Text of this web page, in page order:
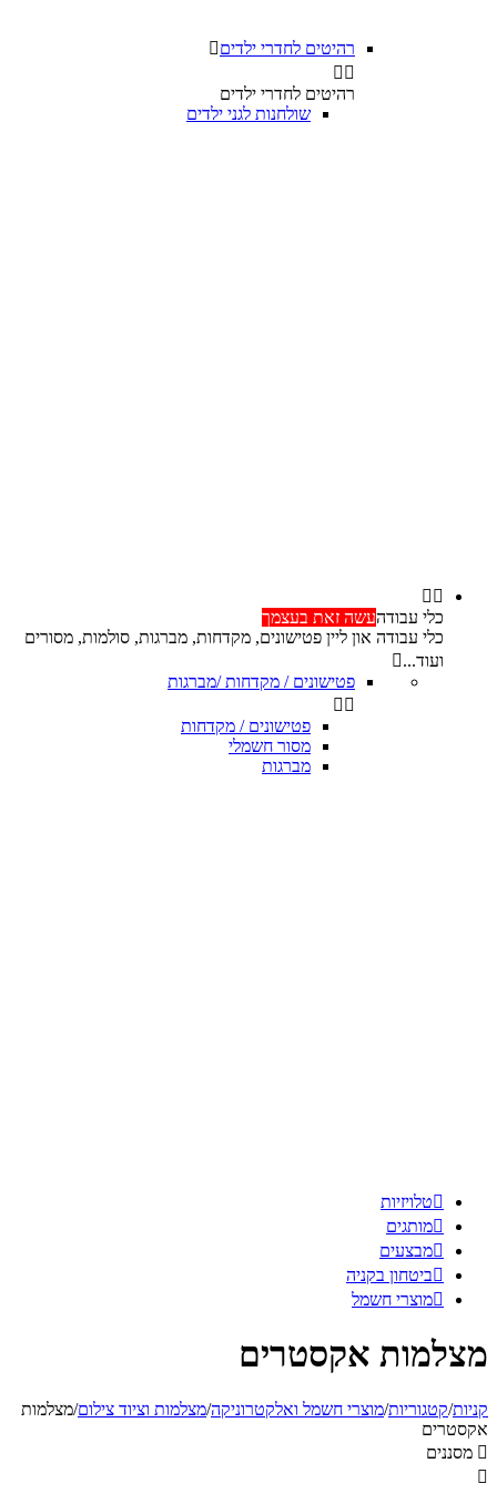
רהיטים לחדרי ילדים
 
רהיטים לחדרי ילדים
שולחנות לגני ילדים
 
כלי עבודהעשה זאת בעצמך
כלי עבודה און ליין פטישונים, מקדחות, מברגות, סולמות, מסורים
ועוד...
פטישונים / מקדחות /מברגות
 
פטישונים / מקדחות
מסור חשמלי
מברגות
טלויזיות
מותגים
מבצעים
ביטחון בקניה
מוצרי חשמל
מצלמות אקסטרים
קניות/קטגוריות/מוצרי חשמל ואלקטרוניקה/מצלמות וציוד צילום/מצלמות
אקסטרים
 מסננים
